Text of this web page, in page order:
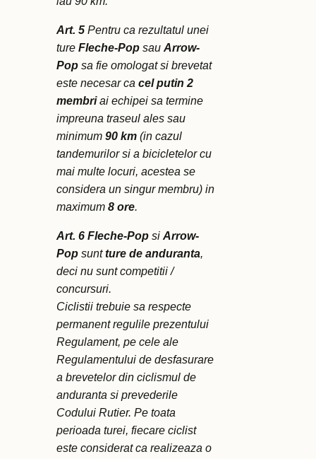
Art. 5 Pentru ca rezultatul unei
ture Fleche-Pop sau Arrow-
Pop sa fie omologat si brevetat
este necesar ca cel putin 2
membriai echipei sa termine
impreuna traseul ales sau
minimum 90 km (in cazul
tandemurilor si a bicicletelor cu
mai multe locuri, acestea se
considera un singur membru) in
maximum 8 ore.
Art. 6 Fleche-Pop si Arrow-
Pop suntture de anduranta,
deci nu sunt competitii /
concursuri.
Ciclistii trebuie sa respecte
permanent regulile prezentului
Regulament, pe cele ale
Regulamentului de desfasurare
a brevetelor din ciclismul de
anduranta si prevederile
Codului Rutier. Pe toata
perioada turei, fiecare ciclist
este considerat ca realizeaza o